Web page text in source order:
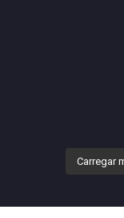
Carregar